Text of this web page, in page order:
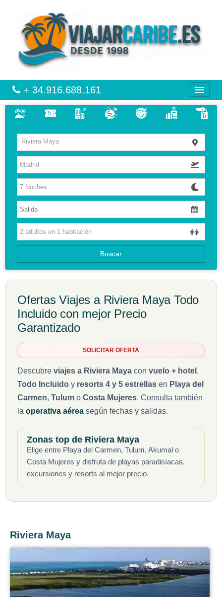
+ 34.916.688.161
VIAJES
VUELO + HOTEL
MULTIDESTINOS
HOTELES
CIRCUITOS
GUIAS DE VIAJES
Riviera Maya
Buscar
Ofertas Viajes a Riviera Maya Todo
Incluido con mejor Precio
Garantizado
SOLICITAR OFERTA
Descubre viajes a Riviera Maya con vuelo + hotel ,
Todo Incluido y resorts 4 y 5 estrellas en Playa del
Carmen, Tulum o Costa Mujeres. Consulta también
la operativa aérea según fechas y salidas.
Zonas top de Riviera Maya
Elige entre Playa del Carmen, Tulum, Akumal o
Costa Mujeres y disfruta de playas paradisíacas,
excursiones y resorts al mejor precio.
Riviera Maya